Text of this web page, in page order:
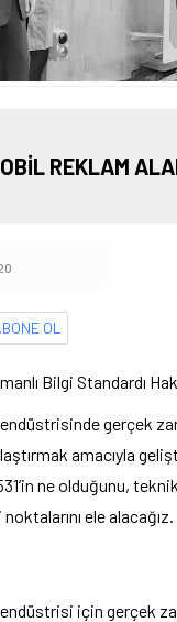
REKLAM
OL
Bilgi Standardı
gerçek
amacıyla
ne olduğunu,
ele alacağız.
için gerçek